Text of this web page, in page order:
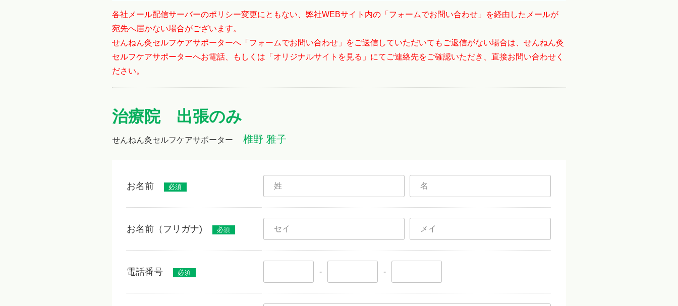
各社メール配信サーバーのポリシー変更にともない、弊社WEBサイト内の「フォームでお問い合わせ」を経由したメールが
宛先へ届かない場合がございます。
せんねん灸セルフケアサポーターへ「フォームでお問い合わせ」をご送信していただいてもご返信がない場合は、せんねん灸
セルフケアサポーターへお電話、もしくは「オリジナルサイトを見る」にてご連絡先をご確認いただき、直接お問い合わせく
ださい。
治療院 出張のみ
せんねん灸セルフケアサポーター 椎野 雅子
お名前 必須
お名前（フリガナ) 必須
電話番号 必須 - -